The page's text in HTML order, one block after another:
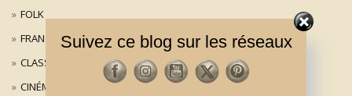
FOLK
FRANÇAIS
CLASSIQUE
CINÉMA
Suivez ce blog sur les réseaux